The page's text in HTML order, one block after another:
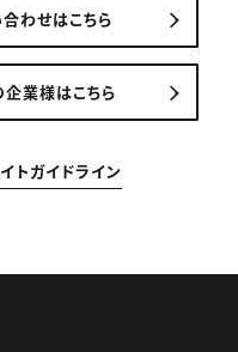
わせはこちら
企業様はこちら
トガイドライン